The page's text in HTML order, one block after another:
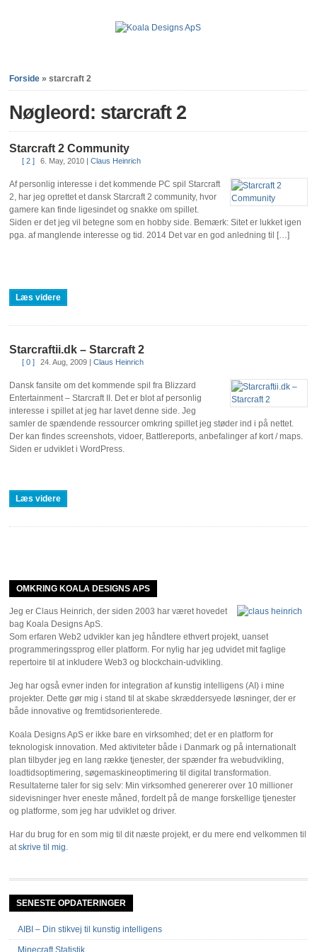
Forside »starcraft 2
Nøgleord: starcraft 2
Starcraft 2 Community
[ 2 ] 6. May, 2010 |Claus Heinrich
Af personlig interesse i det kommende PC spil Starcraft
2, har jeg oprettet et dansk Starcraft 2 community, hvor
gamere kan finde ligesindet og snakke om spillet.
Siden er det jeg vil betegne som en hobby side. Bemærk: Sitet er lukket igen
pga. af manglende interesse og tid. 2014 Det var en god anledning til […]
Læs videre
Starcraftii.dk – Starcraft 2
[ 0 ] 24. Aug, 2009 |Claus Heinrich
Dansk fansite om det kommende spil fra Blizzard
Entertainment – Starcraft II. Det er blot af personlig
interesse i spillet at jeg har lavet denne side. Jeg
samler de spændende ressourcer omkring spillet jeg støder ind i på nettet.
Der kan findes screenshots, vidoer, Battlereports, anbefalinger af kort / maps.
Siden er udviklet i WordPress.
Læs videre
OMKRING KOALA DESIGNS APS
Jeg er Claus Heinrich, der siden 2003 har været hovedet
bag Koala Designs ApS.
Som erfaren Web2 udvikler kan jeg håndtere ethvert projekt, uanset
programmeringssprog eller platform. For nylig har jeg udvidet mit faglige
repertoire til at inkludere Web3 og blockchain-udvikling.
Jeg har også evner inden for integration af kunstig intelligens (AI) i mine
projekter. Dette gør mig i stand til at skabe skræddersyede løsninger, der er
både innovative og fremtidsorienterede.
Koala Designs ApS er ikke bare en virksomhed; det er en platform for
teknologisk innovation. Med aktiviteter både i Danmark og på internationalt
plan tilbyder jeg en lang række tjenester, der spænder fra webudvikling,
loadtidsoptimering, søgemaskineoptimering til digital transformation.
Resultaterne taler for sig selv: Min virksomhed genererer over 10 millioner
sidevisninger hver eneste måned, fordelt på de mange forskellige tjenester
og platforme, som jeg har udviklet og driver.
Har du brug for en som mig til dit næste projekt, er du mere end velkommen til
atskrive til mig.
SENESTE OPDATERINGER
AIBI – Din stikvej til kunstig intelligens
Minecraft Statistik